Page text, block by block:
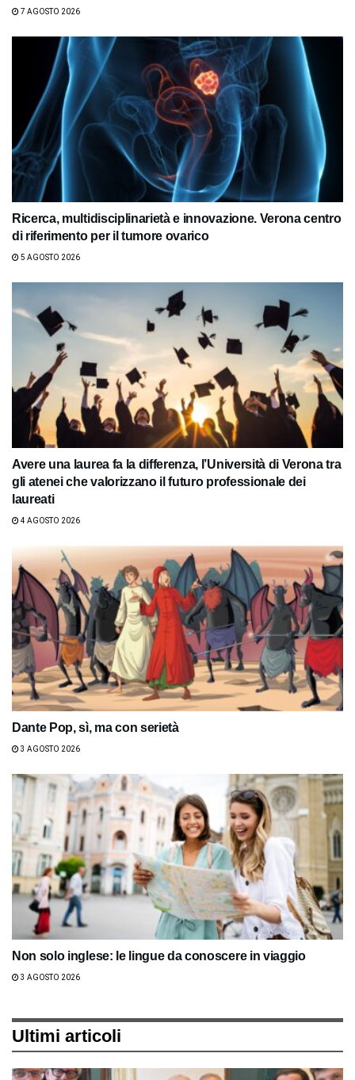
7 AGOSTO 2026
Ricerca, multidisciplinarietà e innovazione. Verona centro
di riferimento per il tumore ovarico
5 AGOSTO 2026
Avere una laurea fa la differenza, l’Università di Verona tra
gli atenei che valorizzano il futuro professionale dei
laureati
4 AGOSTO 2026
Dante Pop, sì, ma con serietà
3 AGOSTO 2026
Non solo inglese: le lingue da conoscere in viaggio
3 AGOSTO 2026
Ultimi articoli